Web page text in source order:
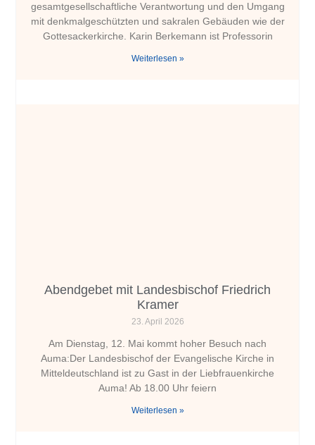
gesamtgesellschaftliche Verantwortung und den Umgang
mit denkmalgeschützten und sakralen Gebäuden wie der
Gottesackerkirche. Karin Berkemann ist Professorin
Weiterlesen »
Abendgebet mit Landesbischof Friedrich
Kramer
23. April 2026
Am Dienstag, 12. Mai kommt hoher Besuch nach
Auma:Der Landesbischof der Evangelische Kirche in
Mitteldeutschland ist zu Gast in der Liebfrauenkirche
Auma! Ab 18.00 Uhr feiern
Weiterlesen »